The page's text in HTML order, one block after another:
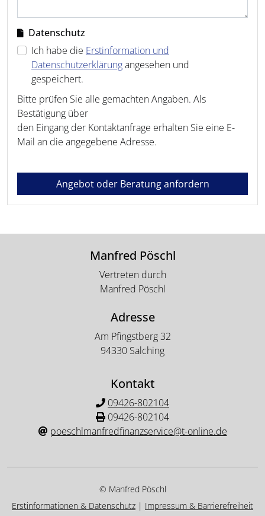
Datenschutz
Ich habe die Erstinformation und
Datenschutzerklärungangesehen und
gespeichert.
Bitte prüfen Sie alle gemachten Angaben. Als
Bestätigung über
den Eingang der Kontaktanfrage erhalten Sie eine E-
Mail an die angegebene Adresse.
Angebot oder Beratung anfordern
Manfred Pöschl
Vertreten durch
Manfred Pöschl
Adresse
Am Pfingstberg 32
94330 Salching
Kontakt
09426-802104
09426-802104
poeschlmanfredfinanzservice@t-online.de
© Manfred Pöschl
Erstinformationen & Datenschutz | Impressum & Barrierefreiheit